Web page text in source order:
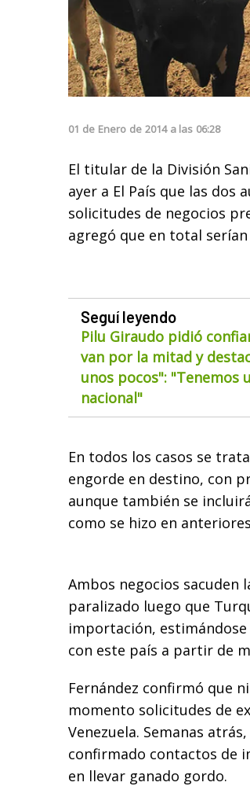
01 de Enero de 2014 a las 06:28
El titular de la División
ayer a El País que las dos
solicitudes de negocios
agregó que en total serían
Seguí leyendo
Pilu Giraudo pidió
van por la mitad y
unos pocos": "Tenemos
nacional"
En todos los casos se
engorde en destino, con
aunque también se
como se hizo en
Ambos negocios
paralizado luego que
importación,
con este país a partir de
Fernández confirmó que
momento solicitudes de
Venezuela. Semanas
confirmado contactos de
en llevar ganado gordo.